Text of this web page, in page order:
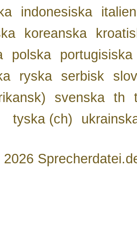
indonesiska
koreanska
polska
portugisiska
ryska serbisk
svenska th
tyska (ch)